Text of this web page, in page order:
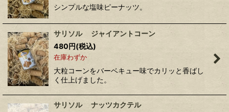
シンプルな塩味ピーナッツ。
サリソル ジャイアントコーン
480円(税込)
在庫わずか
大粒コーンをバーベキュー味でカリッと香ばし
く仕上げました。
サリソル ナッツカクテル